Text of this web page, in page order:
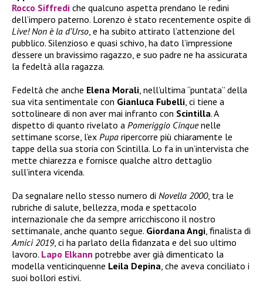
Rocco Siffredi che qualcuno aspetta prendano le redini
dell’impero paterno. Lorenzo è stato recentemente ospite di
Live! Non è la d’Urso , e ha subito attirato l’attenzione del
pubblico. Silenzioso e quasi schivo, ha dato l’impressione
d’essere un bravissimo ragazzo, e suo padre ne ha assicurata
la fedeltà alla ragazza.
Fedeltà che anche Elena Morali , nell’ultima “puntata” della
sua vita sentimentale con Gianluca Fubelli , ci tiene a
sottolineare di non aver mai infranto con Scintilla. A
dispetto di quanto rivelato a Pomeriggio Cinquenelle
settimane scorse, l’ex Pupa ripercorre più chiaramente le
tappe della sua storia con Scintilla. Lo fa in un’intervista che
mette chiarezza e fornisce qualche altro dettaglio
sull’intera vicenda.
Da segnalare nello stesso numero di Novella 2000, tra le
rubriche di salute, bellezza, moda e spettacolo
internazionale che da sempre arricchiscono il nostro
settimanale, anche quanto segue. Giordana Angi , finalista di
Amici 2019, ci ha parlato della fidanzata e del suo ultimo
lavoro. Lapo Elkann potrebbe aver già dimenticato la
modella venticinquenne Leila Depina , che aveva conciliato i
suoi bollori estivi.